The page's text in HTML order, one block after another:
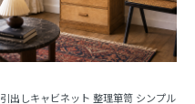
引出しキャビネット 整理箪笥 シンプル